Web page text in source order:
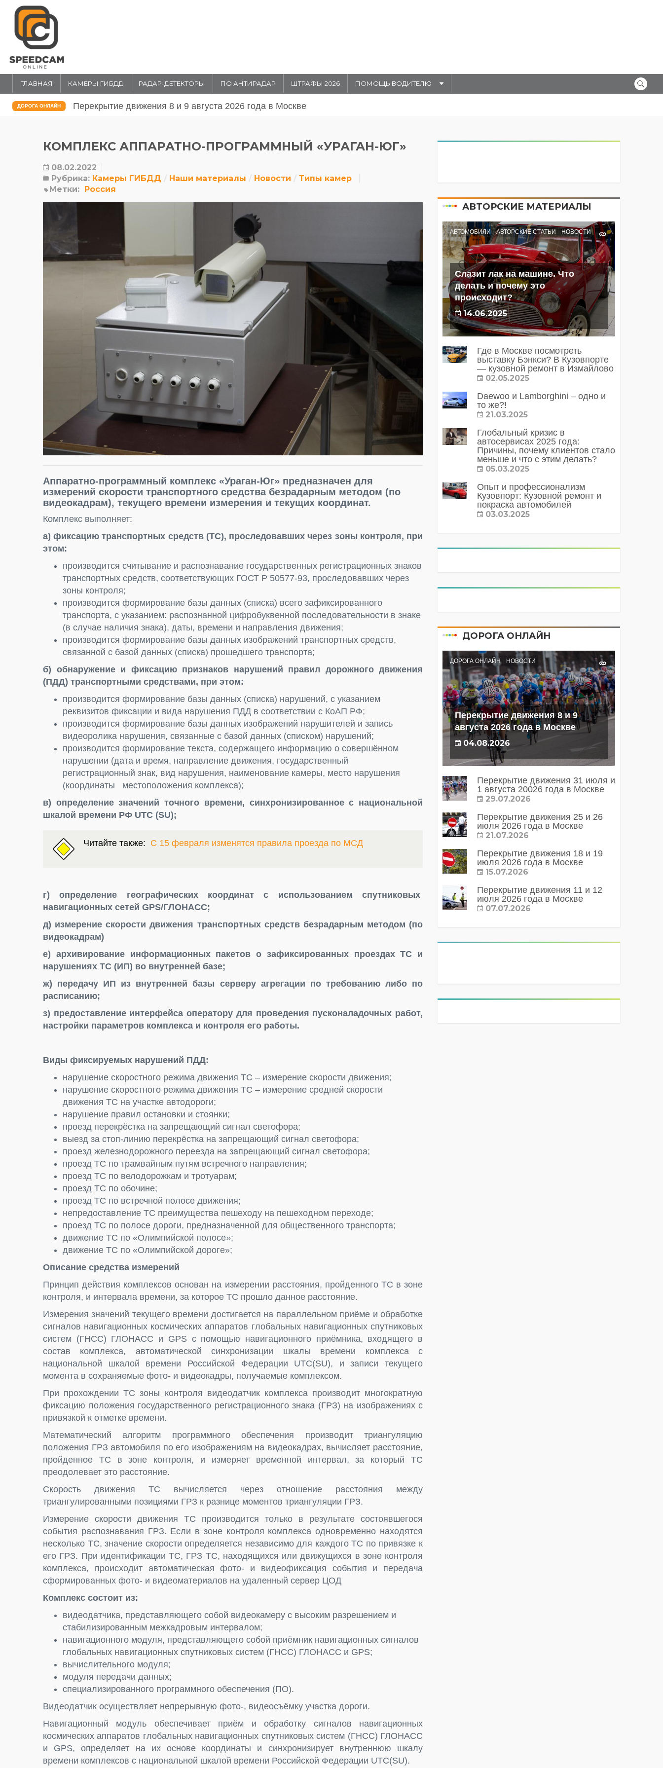
ГЛАВНАЯ КАМЕРЫ ГИБДД РАДАР-ДЕТЕКТОРЫ ПО АНТИРАДАР ШТРАФЫ 2026 ПОМОЩЬ ВОДИТЕЛЮ
ДОРОГА ОНЛАЙН Перекрытие движения 31 июля и 1 августа 20026 года в Москве
КОМПЛЕКС АППАРАТНО-ПРОГРАММНЫЙ «УРАГАН-ЮГ»
08.02.2022
Рубрика: Камеры ГИБДД Наши материалы Новости
Типы камер
Метки: Россия
Аппаратно-программный комплекс «Ураган-Юг» предназначен для
измерений скорости транспортного средства безрадарным методом (по
видеокадрам), текущего времени измерения и текущих координат.
Комплекс выполняет:
а) фиксацию транспортных средств (ТС), проследовавших через зоны контроля, при
этом:
производится считывание и распознавание государственных регистрационных знаков
транспортных средств, соответствующих ГОСТ Р 50577-93, проследовавших через
зоны контроля;
производится формирование базы данных (списка) всего зафиксированного
транспорта, с указанием: распознанной цифробуквенной последовательности в знаке
(в случае наличия знака), даты, времени и направления движения;
производится формирование базы данных изображений транспортных средств,
связанной с базой данных (списка) прошедшего транспорта;
б) обнаружение и фиксацию признаков нарушений правил дорожного движения
(ПДД) транспортными средствами, при этом:
производится формирование базы данных (списка) нарушений, с указанием
реквизитов фиксации и вида нарушения ПДД в соответствии с КоАП РФ;
производится формирование базы данных изображений нарушителей и запись
видеоролика нарушения, связанные с базой данных (списком) нарушений;
производится формирование текста, содержащего информацию о совершённом
нарушении (дата и время, направление движения, государственный
регистрационный знак, вид нарушения, наименование камеры, место нарушения
(координаты местоположения комплекса);
в) определение значений точного времени, синхронизированное с национальной
шкалой времени РФ UTC (SU);
Читайте также: С 15 февраля изменятся правила проезда по МСД
г) определение географических координат с использованием спутниковых
навигационных сетей GPS/ГЛОНАСС;
д) измерение скорости движения транспортных средств безрадарным методом (по
видеокадрам)
е) архивирование информационных пакетов о зафиксированных проездах ТС и
нарушениях ТС (ИП) во внутренней базе;
ж) передачу ИП из внутренней базы серверу агрегации по требованию либо по
расписанию;
з) предоставление интерфейса оператору для проведения пусконаладочных работ,
настройки параметров комплекса и контроля его работы.
Виды фиксируемых нарушений ПДД:
нарушение скоростного режима движения ТС – измерение скорости движения;
нарушение скоростного режима движения ТС – измерение средней скорости
движения ТС на участке автодороги;
нарушение правил остановки и стоянки;
проезд перекрёстка на запрещающий сигнал светофора;
выезд за стоп-линию перекрёстка на запрещающий сигнал светофора;
проезд железнодорожного переезда на запрещающий сигнал светофора;
проезд ТС по трамвайным путям встречного направления;
проезд ТС по велодорожкам и тротуарам;
проезд ТС по обочине;
проезд ТС по встречной полосе движения;
непредоставление ТС преимущества пешеходу на пешеходном переходе;
проезд ТС по полосе дороги, предназначенной для общественного транспорта;
движение ТС по «Олимпийской полосе»;
движение ТС по «Олимпийской дороге»;
Описание средства измерений
Принцип действия комплексов основан на измерении расстояния, пройденного ТС в зоне
контроля, и интервала времени, за которое ТС прошло данное расстояние.
Измерения значений текущего времени достигается на параллельном приёме и обработке
сигналов навигационных космических аппаратов глобальных навигационных спутниковых
систем (ГНСС) ГЛОНАСС и GPS с помощью навигационного приёмника, входящего в
состав комплекса, автоматической синхронизации шкалы времени комплекса с
национальной шкалой времени Российской Федерации UTC(SU), и записи текущего
момента в сохраняемые фото- и видеокадры, получаемые комплексом.
При прохождении ТС зоны контроля видеодатчик комплекса производит многократную
фиксацию положения государственного регистрационного знака (ГРЗ) на изображениях с
привязкой к отметке времени.
Математический алгоритм программного обеспечения производит триангуляцию
положения ГРЗ автомобиля по его изображениям на видеокадрах, вычисляет расстояние,
пройденное ТС в зоне контроля, и измеряет временной интервал, за который ТС
преодолевает это расстояние.
Скорость движения ТС вычисляется через отношение расстояния между
триангулированными позициями ГРЗ к разнице моментов триангуляции ГРЗ.
Измерение скорости движения ТС производится только в результате состоявшегося
события распознавания ГРЗ. Если в зоне контроля комплекса одновременно находятся
несколько ТС, значение скорости определяется независимо для каждого ТС по привязке к
его ГРЗ. При идентификации ТС, ГРЗ ТС, находящихся или движущихся в зоне контроля
комплекса, происходит автоматическая фото- и видеофиксация события и передача
сформированных фото- и видеоматериалов на удаленный сервер ЦОД
Комплекс состоит из:
видеодатчика, представляющего собой видеокамеру с высоким разрешением и
стабилизированным межкадровым интервалом;
навигационного модуля, представляющего собой приёмник навигационных сигналов
глобальных навигационных спутниковых систем (ГНСС) ГЛОНАСС и GPS;
вычислительного модуля;
модуля передачи данных;
специализированного программного обеспечения (ПО).
Видеодатчик осуществляет непрерывную фото-, видеосъёмку участка дороги.
Навигационный модуль обеспечивает приём и обработку сигналов навигационных
космических аппаратов глобальных навигационных спутниковых систем (ГНСС) ГЛОНАСС
и GPS, определяет на их основе координаты и синхронизирует внутреннюю шкалу
времени комплексов с национальной шкалой времени Российской Федерации UTC(SU).
АВТОРСКИЕ МАТЕРИАЛЫ
АВТОМОБИЛИ АВТОРСКИЕ СТАТЬИ НОВОСТИ
Слазит лак на машине. Что
делать и почему это
происходит?
14.06.2025
Где в Москве посмотреть
выставку Бэнкси? В Кузовпорте
— кузовной ремонт в Измайлово
02.05.2025
Daewoo и Lamborghini – одно и
то же?!
21.03.2025
Глобальный кризис в
автосервисах 2025 года:
Причины, почему клиентов стало
меньше и что с этим делать?
05.03.2025
Опыт и профессионализм
Кузовпорт: Кузовной ремонт и
покраска автомобилей
03.03.2025
ДОРОГА ОНЛАЙН
ДОРОГА ОНЛАЙН НОВОСТИ
Перекрытие движения 8 и 9
августа 2026 года в Москве
04.08.2026
Перекрытие движения 31 июля и
1 августа 20026 года в Москве
29.07.2026
Перекрытие движения 25 и 26
июля 2026 года в Москве
21.07.2026
Перекрытие движения 18 и 19
июля 2026 года в Москве
15.07.2026
Перекрытие движения 11 и 12
июля 2026 года в Москве
07.07.2026